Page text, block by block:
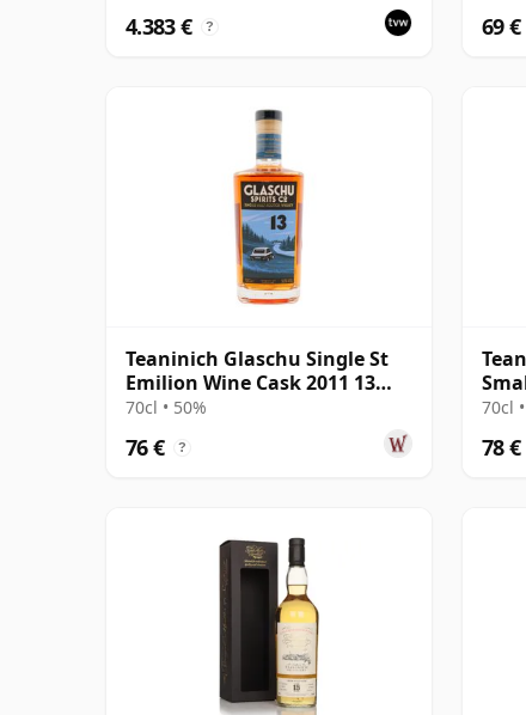
4.383 € ? 69 €
Teaninich Glaschu Single St
Emilion Wine Cask 2011 13
Jahre alt
70cl • 50%
76 € ?
70cl
78 €